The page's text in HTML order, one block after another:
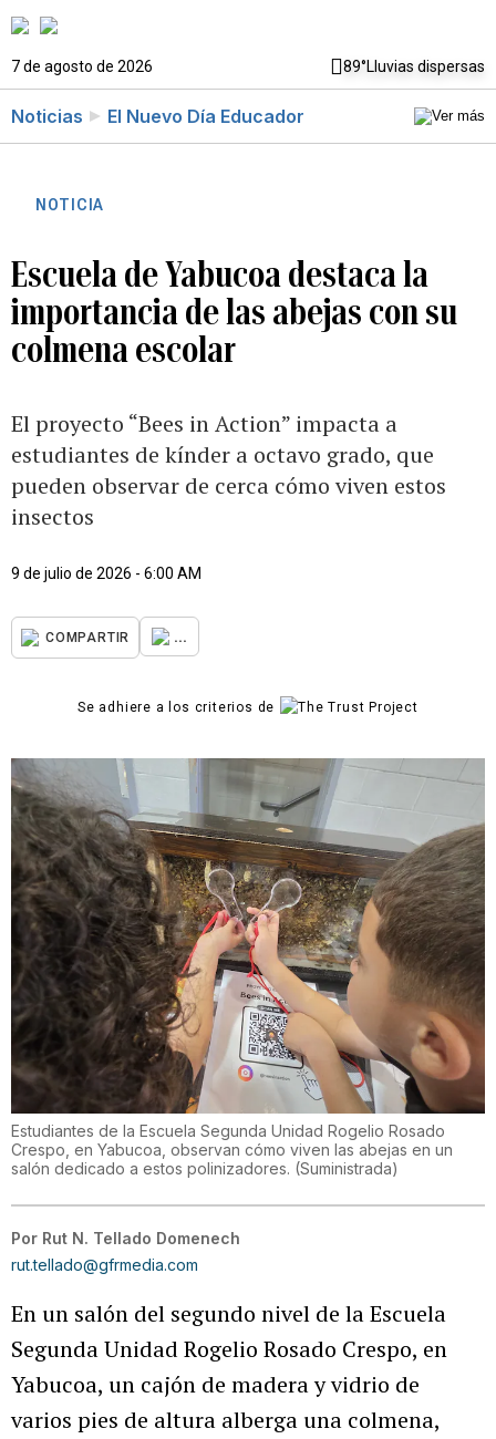
7 de agosto de 2026 89°Lluvias dispersas
Noticias El Nuevo Día Educador
NOTICIA
Escuela de Yabucoa destaca la
importancia de las abejas con su
colmena escolar
El proyecto “Bees in Action” impacta a
estudiantes de kínder a octavo grado, que
pueden observar de cerca cómo viven estos
insectos
9 de julio de 2026 - 6:00 AM
COMPARTIR ...
Se adhiere a los criterios de
Estudiantes de la Escuela Segunda Unidad Rogelio Rosado
Crespo, en Yabucoa, observan cómo viven las abejas en un
salón dedicado a estos polinizadores. (Suministrada)
Por Rut N. Tellado Domenech
rut.tellado@gfrmedia.com
En un salón del segundo nivel de la Escuela
Segunda Unidad Rogelio Rosado Crespo, en
Yabucoa, un cajón de madera y vidrio de
varios pies de altura alberga una colmena,